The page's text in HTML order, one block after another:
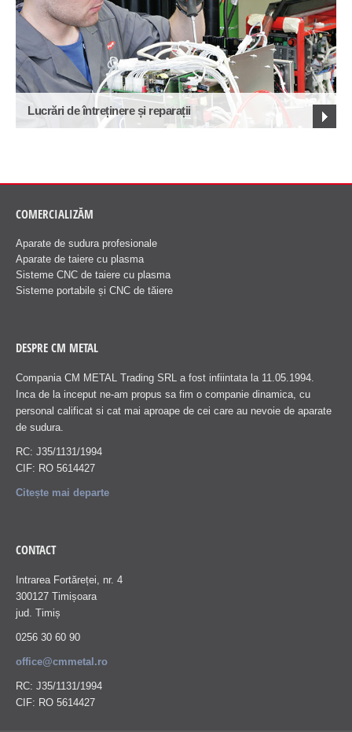
Lucrări de întreținere și reparații
COMERCIALIZĂM
Aparate de sudura profesionale
Aparate de taiere cu plasma
Sisteme CNC de taiere cu plasma
Sisteme portabile și CNC de tăiere
DESPRE CM METAL
Compania CM METAL Trading SRL a fost infiintata la 11.05.1994.
Inca de la inceput ne-am propus sa fim o companie dinamica, cu
personal calificat si cat mai aproape de cei care au nevoie de aparate
de sudura.
RC: J35/1131/1994
CIF: RO 5614427
Citește mai departe
CONTACT
Intrarea Fortăreței, nr. 4
300127 Timișoara
jud. Timiș
0256 30 60 90
office@cmmetal.ro
RC: J35/1131/1994
CIF: RO 5614427